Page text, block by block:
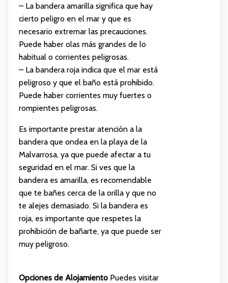
– La bandera amarilla significa que hay
cierto peligro en el mar y que es
necesario extremar las precauciones.
Puede haber olas más grandes de lo
habitual o corrientes peligrosas.
– La bandera roja indica que el mar está
peligroso y que el baño está prohibido.
Puede haber corrientes muy fuertes o
rompientes peligrosas.
Es importante prestar atención a la
bandera que ondea en la playa de la
Malvarrosa, ya que puede afectar a tu
seguridad en el mar. Si ves que la
bandera es amarilla, es recomendable
que te bañes cerca de la orilla y que no
te alejes demasiado. Si la bandera es
roja, es importante que respetes la
prohibición de bañarte, ya que puede ser
muy peligroso.
Opciones de AlojamientoPuedes visitar